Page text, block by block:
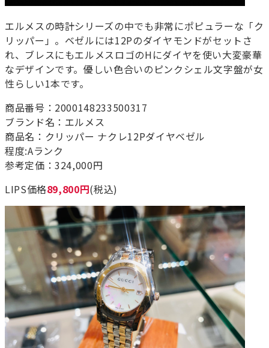
エルメスの時計シリーズの中でも非常にポピュラーな「ク
リッパー」。ベゼルには12Pのダイヤモンドがセットさ
れ、ブレスにもエルメスロゴのHにダイヤを使い大変豪華
なデザインです。優しい色合いのピンクシェル文字盤が女
性らしい1本です。
商品番号：2000148233500317
ブランド名：エルメス
商品名：クリッパー ナクレ12Pダイヤベゼル
程度:Aランク
参考定価：324,000円
LIPS価格89,800円(税込)